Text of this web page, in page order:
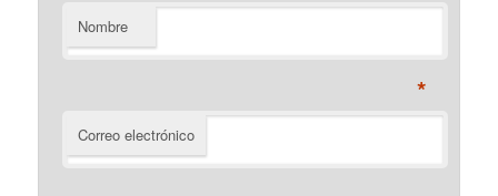
Nombre
Correo electrónico
*